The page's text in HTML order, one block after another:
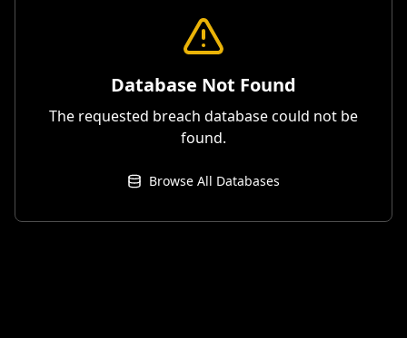
Database Not Found
The requested breach database could not be
found.
Browse All Databases